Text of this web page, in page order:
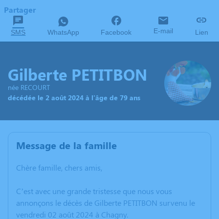
Partager
SMS WhatsApp Facebook E-mail Lien
Gilberte PETITBON
née RECOURT
décédée le 2 août 2024 à l'âge de 79 ans
Message de la famille
Chère famille, chers amis,
C’est avec une grande tristesse que nous vous
annonçons le décès de Gilberte PETITBON survenu le
vendredi 02 août 2024 à Chagny.